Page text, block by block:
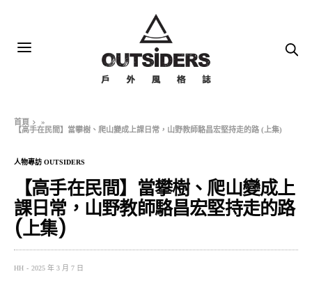
首頁
»
【高手在民間】當攀樹、爬山變成上課日常，山野教師駱昌宏堅持走的路 (上集)
人物專訪 OUTSIDERS
【高手在民間】當攀樹、爬山變成上
課日常，山野教師駱昌宏堅持走的路
(上集)
HH 2025 年 3 月 7 日